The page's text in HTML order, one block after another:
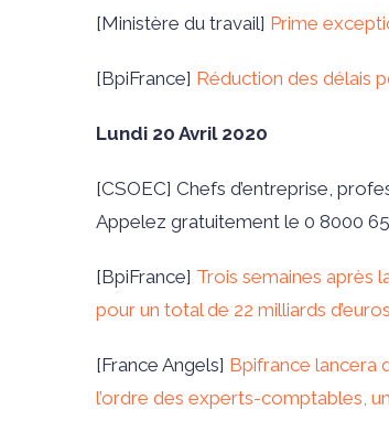
[Ministère du travail] Prime
[BpiFrance] Réduction des délais
Lundi 20 Avril 2020
[CSOEC] Chefs d’entreprise,
Appelez gratuitement le 0 8000
[BpiFrance] Trois semaines après
pour un total de 22 milliards
[France Angels] Bpifrance lancera
l’ordre des experts-comptables,